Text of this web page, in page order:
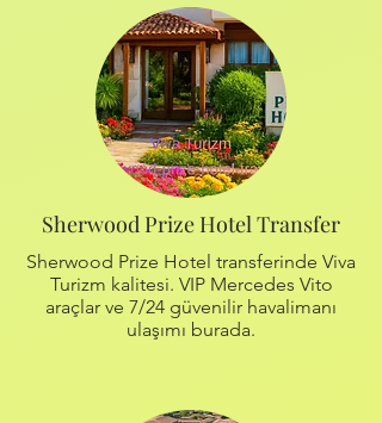
Sherwood Prize Hotel Transfer
Sherwood Prize Hotel transferinde Viva
Turizm kalitesi. VIP Mercedes Vito
araçlar ve 7/24 güvenilir havalimanı
ulaşımı burada.